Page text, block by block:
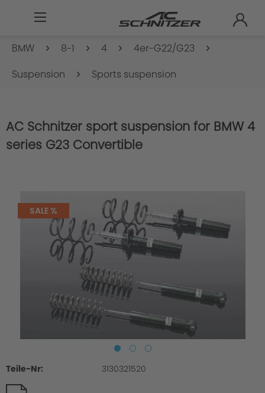
BMW 8-1 4
4er-G22/G23
Suspension
Sports suspension
AC Schnitzer sport suspension for BMW 4
series G23 Convertible
SALE %
Teile-Nr: 3130321520